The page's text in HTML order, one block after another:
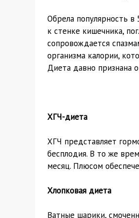
Обрела популярность в
к стенке кишечника,
сопровождается
организма калории,
Диета давно признана
ХГЧ-диета
ХГЧ представляет
бесплодия. В то же
месяц. Плюсом
Хлопковая диета
Ватные шарики,